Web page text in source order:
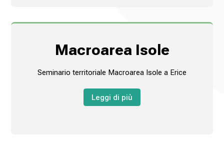
Macroarea Isole
Seminario territoriale Macroarea Isole a Erice
Leggi di più